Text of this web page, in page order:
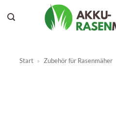
Inhalt
Start » Zubehör für Rasenmäher